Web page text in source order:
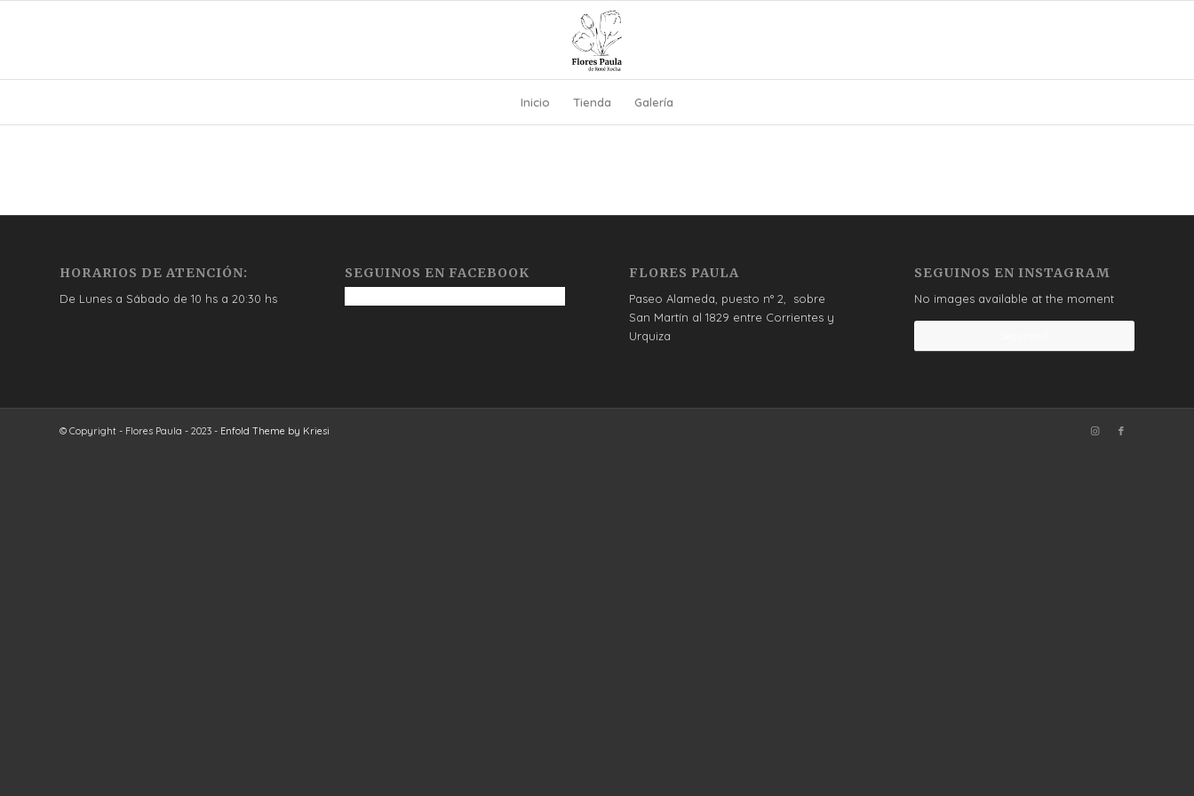
Inicio Tienda Galería
HORARIOS DE ATENCIÓN:
De Lunes a Sábado de 10 hs a 20:30 hs
SEGUINOS EN FACEBOOK FLORES PAULA
Paseo Alameda, puesto n° 2, sobre
San Martín al 1829 entre Corrientes y
Urquiza
SEGUINOS EN INSTAGRAM
No images available at the moment
© Copyright - Flores Paula - 2023 - Enfold Theme by Kriesi